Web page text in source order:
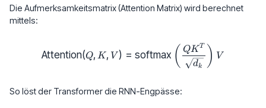
Die Aufmerksamkeitsmatrix (Attention Matrix) wird berechnet
mittels:
\text{Attention}(Q, K, V) =
Attention(Q, K, V ) = softmax ( dk
QKT ) V
So löst der Transformer die RNN-Engpässe: